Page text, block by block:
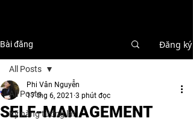
Bài đăng Đăng ký
All Posts
Kỹ năng tương lai
All Posts
SELF-MANAGEMENT
Phi Vân Nguyễn
17 thg 6, 2021 3 phút đọc